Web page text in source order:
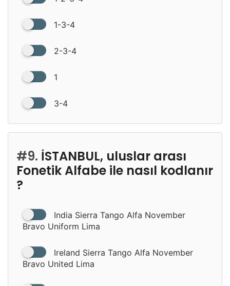
1-3-4
2-3-4
1
3-4
#9. İSTANBUL, uluslar arası
Fonetik Alfabe ile nasıl kodlanır
?
India Sierra Tango Alfa November
Bravo Uniform Lima
Ireland Sierra Tango Alfa November
Bravo United Lima